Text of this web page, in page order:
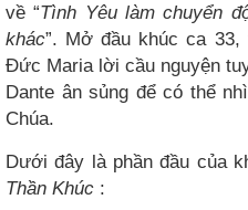
về “Tình Yêu làm chuyển
khác”. Mở đầu khúc ca 33,
Đức Maria lời cầu nguyện
Dante ân sủng để có thể
Chúa.
Dưới đây là phần đầu của
Thần Khúc :